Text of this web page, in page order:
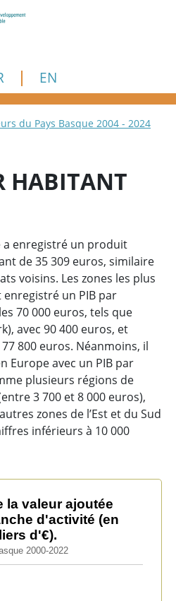
EN
du Pays Basque 2004 - 2024
HABITANT
a enregistré un produit
de 35 309 euros, similaire
voisins. Les zones les plus
enregistré un PIB par
70 000 euros, tels que
avec 90 400 euros, et
800 euros. Néanmoins, il
Europe avec un PIB par
plusieurs régions de
3 700 et 8 000 euros),
zones de l’Est et du Sud
inférieurs à 10 000
ajoutée brute par branche
displaying categories.
la valeur ajoutée
d'activité (en
d'€).
2000-2022